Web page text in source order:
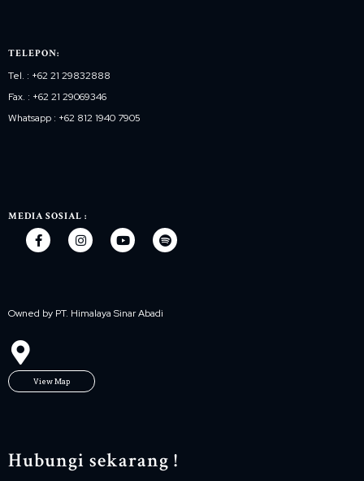
TELEPON:
Tel. : +62 21 29832888
Fax. : +62 21 29069346
Whatsapp : +62 812 1940 7905
MEDIA SOSIAL :
Owned by PT. Himalaya Sinar Abadi
View Map
Hubungi sekarang !